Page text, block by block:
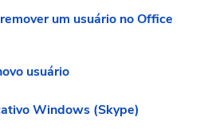
um usuário no Office
usuário
Windows (Skype)